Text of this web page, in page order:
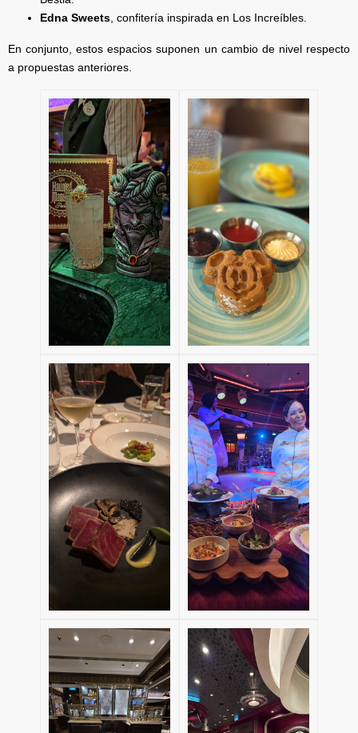
Edna Sweets, confitería inspirada en Los Increíbles.
En conjunto, estos espacios suponen un cambio de nivel respecto
a propuestas anteriores.